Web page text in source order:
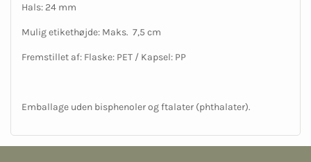
Hals: 24 mm
Mulig etikethøjde: Maks. 7,5 cm
Fremstillet af: Flaske: PET / Kapsel: PP
Emballage uden bisphenoler og ftalater (phthalater).